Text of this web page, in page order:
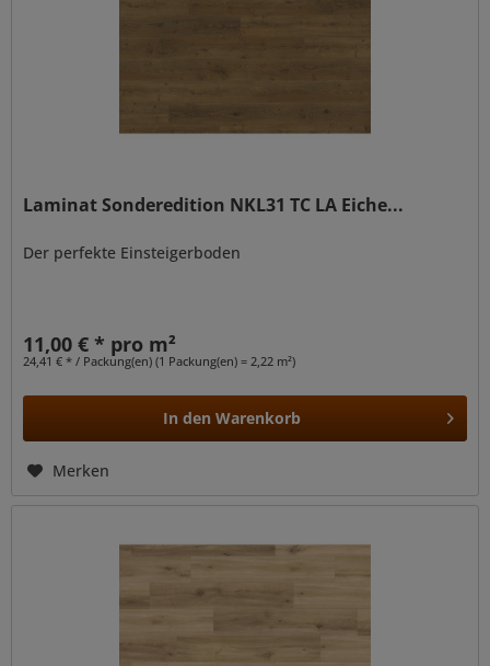
Laminat Sonderedition NKL31 TC LA Eiche...
Der perfekte Einsteigerboden
11,00 € * pro m²
24,41 € * / Packung(en) (1 Packung(en) = 2,22 m²)
In den Warenkorb
Merken